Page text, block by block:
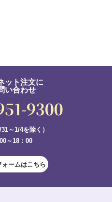
ット注文に
い合わせ
9300
～1/4を除く）
～18：00
ォームはこちら